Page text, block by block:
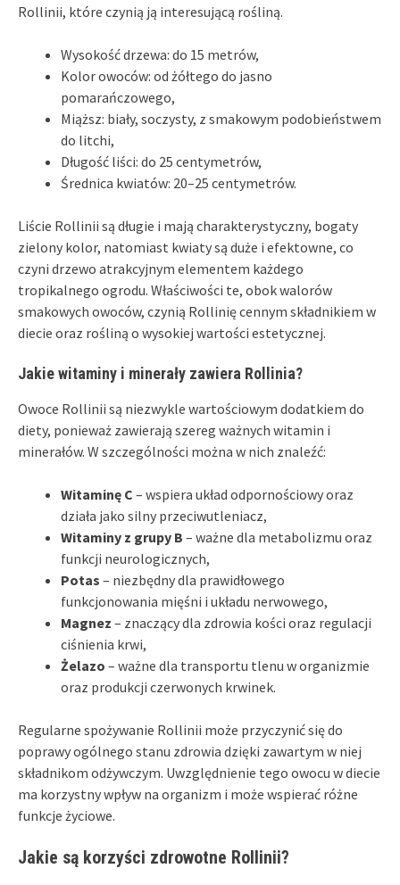
Rollinii, które czynią ją interesującą rośliną.
Wysokość drzewa: do 15 metrów,
Kolor owoców: od żółtego do jasno
pomarańczowego,
Miąższ: biały, soczysty, z smakowym podobieństwem
do litchi,
Długość liści: do 25 centymetrów,
Średnica kwiatów: 20–25 centymetrów.
Liście Rollinii są długie i mają charakterystyczny, bogaty
zielony kolor, natomiast kwiaty są duże i efektowne, co
czyni drzewo atrakcyjnym elementem każdego
tropikalnego ogrodu. Właściwości te, obok walorów
smakowych owoców, czynią Rollinię cennym składnikiem w
diecie oraz rośliną o wysokiej wartości estetycznej.
Jakie witaminy i minerały zawiera Rollinia?
Owoce Rollinii są niezwykle wartościowym dodatkiem do
diety, ponieważ zawierają szereg ważnych witamin i
minerałów. W szczególności można w nich znaleźć:
Witaminę C – wspiera układ odpornościowy oraz
działa jako silny przeciwutleniacz,
Witaminy z grupy B – ważne dla metabolizmu oraz
funkcji neurologicznych,
Potas – niezbędny dla prawidłowego
funkcjonowania mięśni i układu nerwowego,
Magnez – znaczący dla zdrowia kości oraz regulacji
ciśnienia krwi,
Żelazo – ważne dla transportu tlenu w organizmie
oraz produkcji czerwonych krwinek.
Regularne spożywanie Rollinii może przyczynić się do
poprawy ogólnego stanu zdrowia dzięki zawartym w niej
składnikom odżywczym. Uwzględnienie tego owocu w diecie
ma korzystny wpływ na organizm i może wspierać różne
funkcje życiowe.
Jakie są korzyści zdrowotne Rollinii?